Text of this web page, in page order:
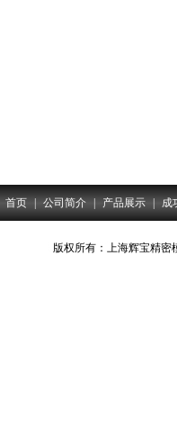
首页 公司简介 产品展示 成
版权所有：上海辉宝精密